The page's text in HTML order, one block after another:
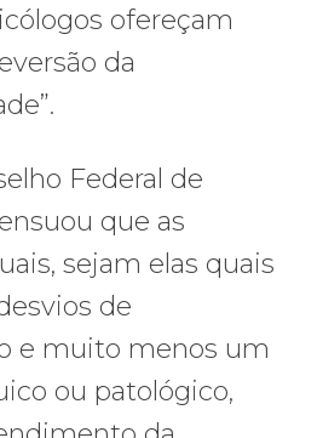
ofereçam
da
Federal de
que as
sejam elas quais
de
e muito menos um
ou patológico,